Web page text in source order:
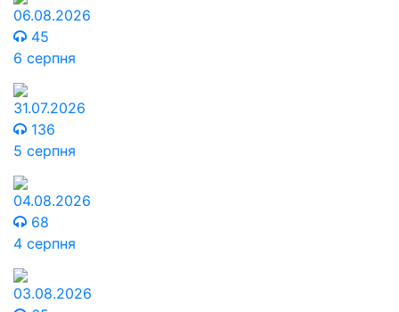
06.08.2026
45
6 серпня
31.07.2026
136
5 серпня
04.08.2026
68
4 серпня
03.08.2026